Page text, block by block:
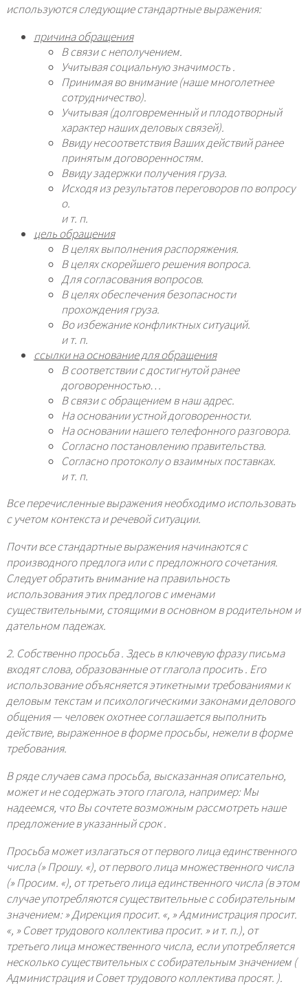
используются следующие стандартные выражения:
причина обращения
В связи с неполучением.
Учитывая социальную значимость .
Принимая во внимание (наше многолетнее
сотрудничество).
Учитывая (долговременный и плодотворный
характер наших деловых связей).
Ввиду несоответствия Ваших действий ранее
принятым договоренностям.
Ввиду задержки получения груза.
Исходя из результатов переговоров по вопросу
о.
и т. п.
цель обращения
В целях выполнения распоряжения.
В целях скорейшего решения вопроса.
Для согласования вопросов.
В целях обеспечения безопасности
прохождения груза.
Во избежание конфликтных ситуаций.
и т. п.
ссылки на основание для обращения
В соответствии с достигнутой ранее
договоренностью…
В связи с обращением в наш адрес.
На основании устной договоренности.
На основании нашего телефонного разговора.
Согласно постановлению правительства.
Согласно протоколу о взаимных поставках.
и т. п.
Все перечисленные выражения необходимо использовать
с учетом контекста и речевой ситуации.
Почти все стандартные выражения начинаются с
производного предлога или с предложного сочетания.
Следует обратить внимание на правильность
использования этих предлогов с именами
существительными, cтоящими в основном в родительном и
дательном падежах.
2. Собственно просьба . Здесь в ключевую фразу письма
входят слова, образованные от глаголапросить. Его
использование объясняется этикетными требованиями к
деловым текстам и психологическими законами делового
общения — человек охотнее соглашается выполнить
действие, выраженное в форме просьбы, нежели в форме
требования.
В ряде случаев сама просьба, высказанная описательно,
может и не содержать этого глагола, например: Мы
надеемся, что Вы сочтете возможным рассмотреть наше
предложение в указанный срок .
Просьба может излагаться от первого лица единственного
числа (»Прошу. «), от первого лица множественного числа
(»Просим. «), от третьего лица единственного числа (в этом
случае употребляются существительные с собирательным
значением: »Дирекция просит. «, »Администрация просит.
«, » Совет трудового коллектива просит. » и т. п.), от
третьего лица множественного числа, если употребляется
несколько существительных с собирательным значением (
Администрация и Совет трудового коллектива просят. ).